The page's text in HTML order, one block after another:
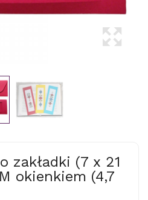
zakładki (7 x 21
okienkiem (4,7